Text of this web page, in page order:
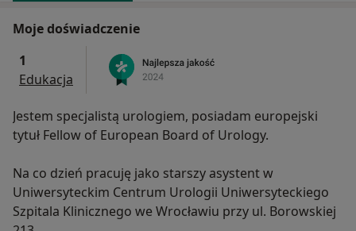
Moje doświadczenie
1
Edukacja
Jestem specjalistą urologiem, posiadam europejski
tytuł Fellow of European Board of Urology.
Na co dzień pracuję jako starszy asystent w
Uniwersyteckim Centrum Urologii Uniwersyteckiego
Szpitala Klinicznego we Wrocławiu przy ul. Borowskiej